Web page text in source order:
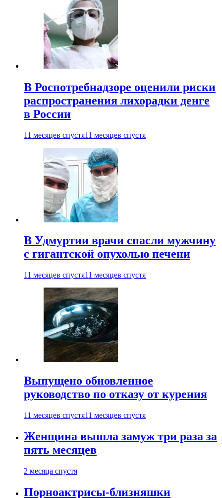
В Роспотребнадзоре оценили риски
распространения лихорадки денге
в России
11 месяцев спустя11 месяцев спустя
В Удмуртии врачи спасли мужчину
с гигантской опухолью печени
11 месяцев спустя11 месяцев спустя
Выпущено обновленное
руководство по отказу от курения
11 месяцев спустя11 месяцев спустя
Женщина вышла замуж три раза за
пять месяцев
2 месяца спустя
Порноактрисы-близняшки